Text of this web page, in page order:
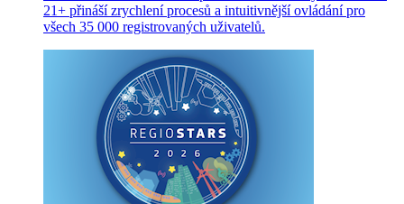
21+ přináší zrychlení procesů a intuitivnější ovládání pro
všech 35 000 registrovaných uživatelů.